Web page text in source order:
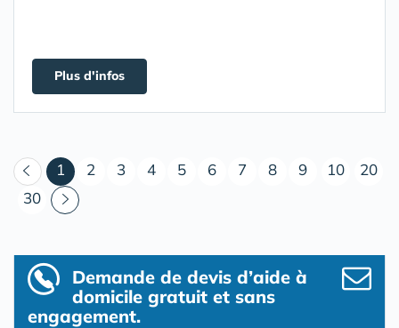
Plus d'infos
1 (courant)
2 3 4 5 6 7 8 9 10
20
30
Demande de devis d’aide à
domicile gratuit et sans
engagement.